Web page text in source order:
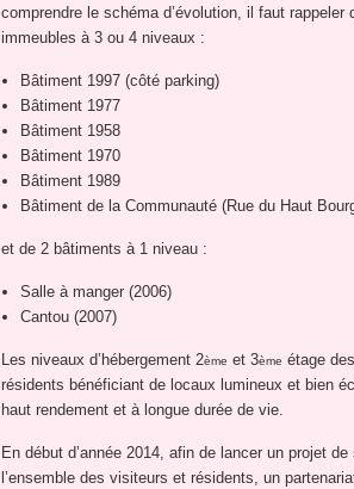
comprendre le schéma d’évolution, il faut
immeubles à 3 ou 4 niveaux :
Bâtiment 1997 (côté parking)
Bâtiment 1977
Bâtiment 1958
Bâtiment 1970
Bâtiment 1989
Bâtiment de la Communauté (Rue du Haut
et de 2 bâtiments à 1 niveau :
Salle à manger (2006)
Cantou (2007)
Les niveaux d’hébergement 2ème et 3ème étage
résidents bénéficiant de locaux lumineux et bien
haut rendement et à longue durée de vie.
En début d’année 2014, afin de lancer un projet
l’ensemble des visiteurs et résidents, un